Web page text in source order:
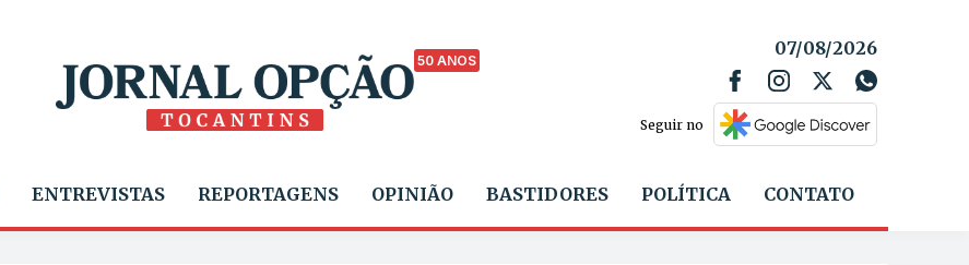
50 ANOS
07/08/2026
Seguir no
ENTREVISTAS REPORTAGENS OPINIÃO BASTIDORES POLÍTICA CONTATO